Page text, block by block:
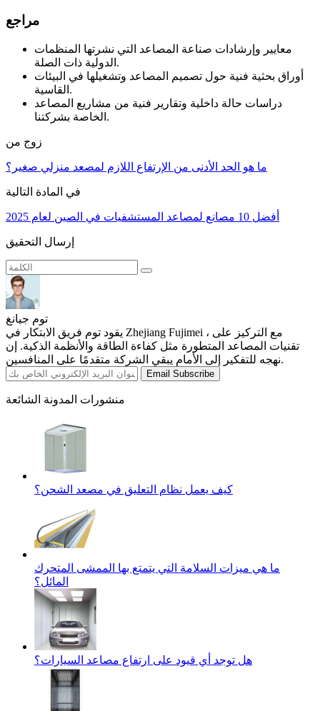
مراجع
معايير وإرشادات صناعة المصاعد التي نشرتها المنظمات
الدولية ذات الصلة.
أوراق بحثية فنية حول تصميم المصاعد وتشغيلها في البيئات
القاسية.
دراسات حالة داخلية وتقارير فنية من مشاريع المصاعد
الخاصة بشركتنا.
زوج من
ما هو الحد الأدنى من الإرتفاع اللازم لمصعد منزلي صغير؟
في المادة التالية
أفضل 10 مصانع لمصاعد المستشفيات في الصين لعام 2025
إرسال التحقيق
توم جيانغ
يقود توم فريق الابتكار في Zhejiang Fujimei ، مع التركيز على
تقنيات المصاعد المتطورة مثل كفاءة الطاقة والأنظمة الذكية. إن
نهجه للتفكير إلى الأمام يبقي الشركة متقدمًا على المنافسين.
Email Subscribe
منشورات المدونة الشائعة
كيف يعمل نظام التعليق في مصعد الشحن؟
ما هي ميزات السلامة التي يتمتع بها الممشى المتحرك
المائل؟
هل توجد أي قيود على ارتفاع مصاعد السيارات؟